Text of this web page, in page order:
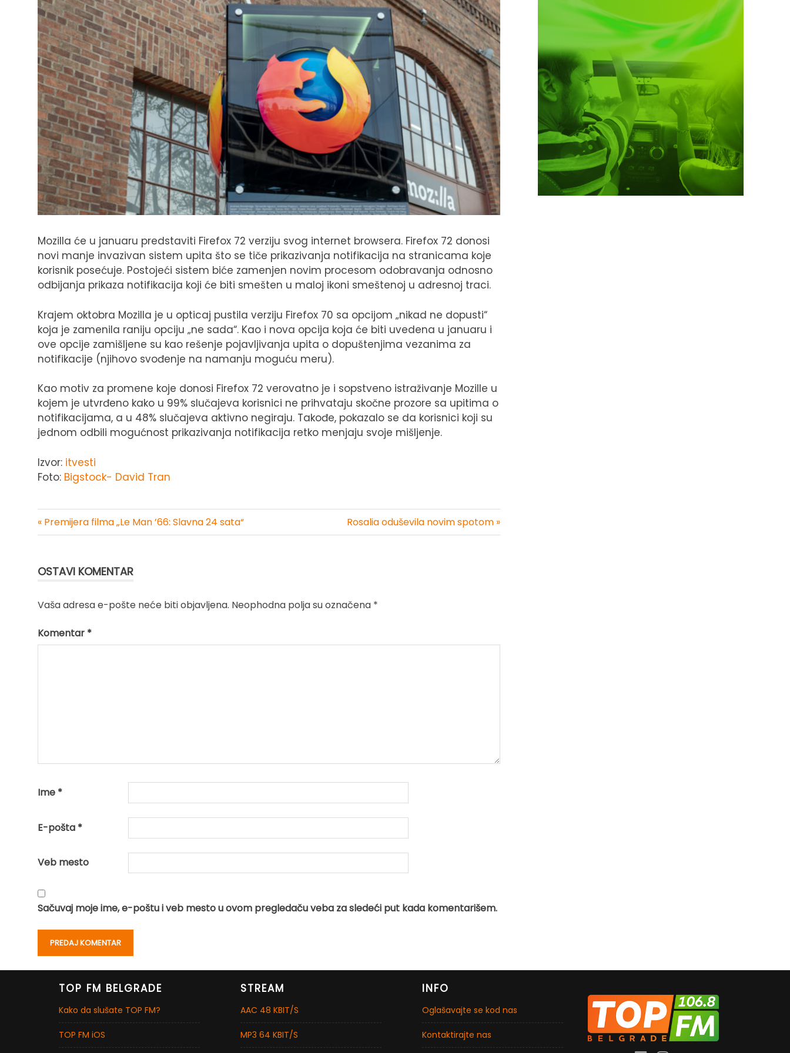
Mozilla će u januaru predstaviti Firefox 72 verziju svog internet browsera. Firefox 72 donosi
novi manje invazivan sistem upita što se tiče prikazivanja notifikacija na stranicama koje
korisnik posećuje. Postojeći sistem biće zamenjen novim procesom odobravanja odnosno
odbijanja prikaza notifikacija koji će biti smešten u maloj ikoni smeštenoj u adresnoj traci.
Krajem oktobra Mozilla je u opticaj pustila verziju Firefox 70 sa opcijom „nikad ne dopusti“
koja je zamenila raniju opciju „ne sada“. Kao i nova opcija koja će biti uvedena u januaru i
ove opcije zamišljene su kao rešenje pojavljivanja upita o dopuštenjima vezanima za
notifikacije (njihovo svođenje na namanju moguću meru).
Kao motiv za promene koje donosi Firefox 72 verovatno je i sopstveno istraživanje Mozille u
kojem je utvrđeno kako u 99% slučajeva korisnici ne prihvataju skočne prozore sa upitima o
notifikacijama, a u 48% slučajeva aktivno negiraju. Takođe, pokazalo se da korisnici koji su
jednom odbili mogućnost prikazivanja notifikacija retko menjaju svoje mišljenje.
Izvor: itvesti
Foto: Bigstock- David Tran
Kretanje
« Premijera filma „Le Man ’66: Slavna 24 sata“ Rosalia oduševila novim spotom »
OSTAVI KOMENTAR
Vaša adresa e-pošte neće biti objavljena. Neophodna polja su označena *
Komentar *
Ime *
E-pošta *
Veb mesto
Sačuvaj moje ime, e-poštu i veb mesto u ovom pregledaču veba za sledeći put kada komentarišem.
TOP FM BELGRADE
Kako da slušate TOP FM?
TOP FM iOS
STREAM
AAC 48 KBIT/S
MP3 64 KBIT/S
INFO
Oglašavajte se kod nas
Kontaktirajte nas